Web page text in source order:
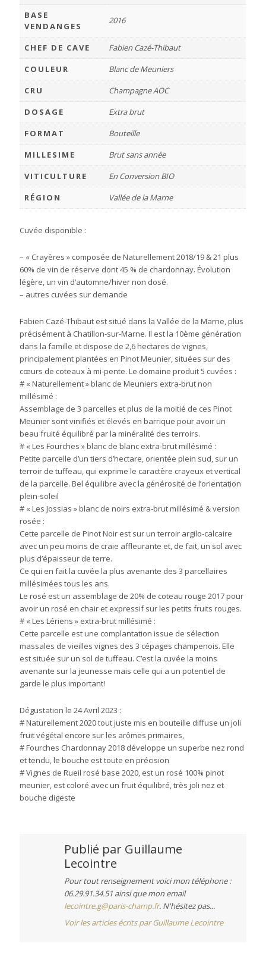
BASE
VENDANGES
2016
CHEF DE CAVE
Fabien Cazé-Thibaut
COULEUR
Blanc de Meuniers
CRU
Champagne AOC
DOSAGE
Extra brut
FORMAT
Bouteille
MILLESIME
Brut sans année
VITICULTURE
En Conversion BIO
RÉGION
Vallée de la Marne
Cuvée disponible :
– « Crayères » composée de Naturellement 2018/19 & 21 plus
60% de vin de réserve dont 45 % de chardonnay. Évolution
légère, un vin d’automne/hiver non dosé.
– autres cuvées sur demande
Fabien Cazé-Thibaut est situé dans la Vallée de la Marne, plus
précisément à Chatillon-sur-Marne. Il est la 10ème génération
dans la famille et dispose de 2,6 hectares de vignes,
principalement plantées en Pinot Meunier, situées sur des
cœurs de coteaux à mi-pente. Le domaine produit 5 cuvées :
# « Naturellement » blanc de Meuniers extra-brut non
millésimé :
Assemblage de 3 parcelles et plus de la moitié de ces Pinot
Meunier sont vinifiés et élevés en barrique pour avoir un
beau fruité équilibré par la minéralité des terroirs.
# « Les Fourches » blanc de blanc extra-brut millésimé :
Petite parcelle d’un tiers d’hectare, orientée plein sud, sur un
terroir de tuffeau, qui exprime le caractère crayeux et vertical
de la parcelle. Bel équilibre avec la générosité de l’orientation
plein-soleil
# « Les Jossias » blanc de noirs extra-brut millésimé & version
rosée :
Cette parcelle de Pinot Noir est sur un terroir argilo-calcaire
avec un peu moins de craie affleurante et, de fait, un sol avec
plus d’épaisseur de terre.
Ce qui en fait la cuvée la plus avenante des 3 parcellaires
millésimées tous les ans.
Le rosé est un assemblage de 20% de coteau rouge 2017 pour
avoir un rosé en chair et expressif sur les petits fruits rouges.
# « Les Lériens » extra-brut millésimé :
Cette parcelle est une complantation issue de sélection
massales de vieilles vignes des 3 cépages champenois. Elle
est située sur un sol de tuffeau. C’est la cuvée la moins
avenante sur la jeunesse mais celle qui a un potentiel de
garde le plus important!
Dégustation le 24 Avril 2023 :
# Naturellement 2020 tout juste mis en bouteille diffuse un joli
fruit végétal encore sur les arômes primaires,
# Fourches Chardonnay 2018 développe un superbe nez rond
et tendu, le bouche est toute en précision
# Vignes de Rueil rosé base 2020, est un rosé 100% pinot
meunier, est coloré avec un fruit équilibré, très joli nez et
bouche digeste
Publié par Guillaume
Lecointre
Pour tout renseignement voici mon téléphone :
06.29.91.34.51 ainsi que mon email
lecointre.g@paris-champ.fr. N'hésitez pas...
Voir les articles écrits par Guillaume Lecointre